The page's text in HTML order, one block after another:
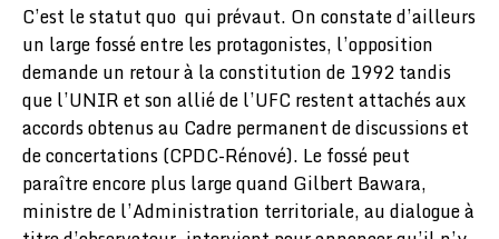
C’est le statut quo qui prévaut. On constate d’ailleurs
un large fossé entre les protagonistes, l’opposition
demande un retour à la constitution de 1992 tandis
que l’UNIR et son allié de l’UFC restent attachés aux
accords obtenus au Cadre permanent de discussions et
de concertations (CPDC-Rénové). Le fossé peut
paraître encore plus large quand Gilbert Bawara,
ministre de l’Administration territoriale, au dialogue à